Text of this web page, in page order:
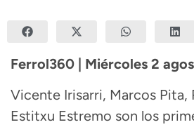
Ferrol360 | Miércoles 2
Vicente Irisarri, Marcos Pita,
Estitxu Estremo son los